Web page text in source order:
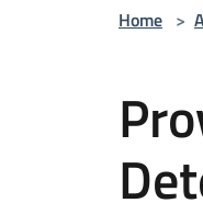
Home >